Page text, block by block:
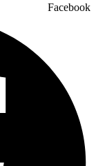
Facebook